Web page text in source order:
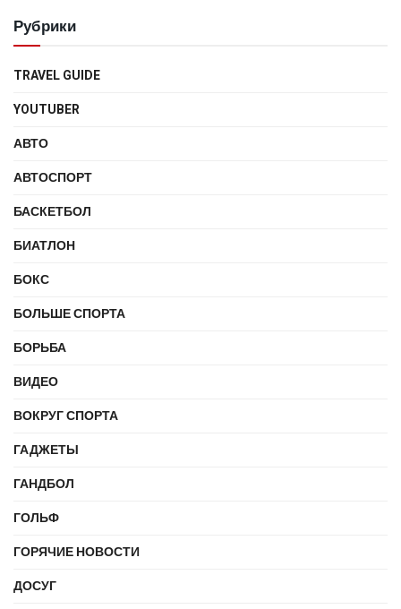
Рубрики
TRAVEL GUIDE
YOUTUBER
АВТО
АВТОСПОРТ
БАСКЕТБОЛ
БИАТЛОН
БОКС
БОЛЬШЕ СПОРТА
БОРЬБА
ВИДЕО
ВОКРУГ СПОРТА
ГАДЖЕТЫ
ГАНДБОЛ
ГОЛЬФ
ГОРЯЧИЕ НОВОСТИ
ДОСУГ